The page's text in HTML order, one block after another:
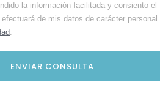
la información facilitada y consiento el
de mis datos de carácter personal.
.